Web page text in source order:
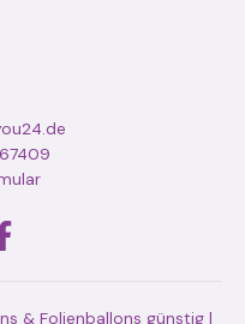
& Folienballons günstig |